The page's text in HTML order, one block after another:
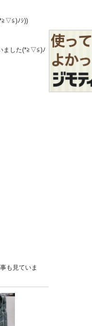
ﾉｼ))
ました(*≧▽≦)ﾉ
も見ていま